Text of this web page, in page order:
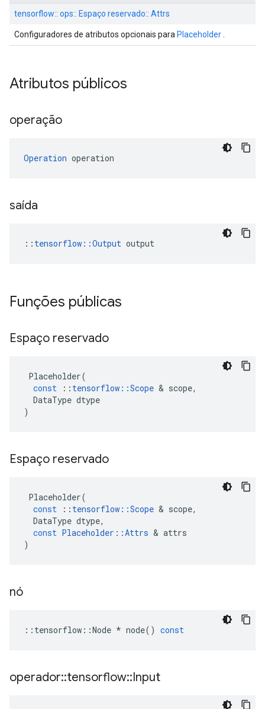
tensorflow:: ops:: Espaço reservado:: Attrs
Configuradores de atributos opcionais para Placeholder
Atributos públicos
operação
Operation operation
saída
:: tensorflow::Output output
Funções públicas
Espaço reservado
Placeholder(
const
:: tensorflow ::Scope & scope,
DataType dtype
)
Espaço reservado
Placeholder(
const
:: tensorflow ::Scope & scope,
DataType dtype,
const Placeholder ::Attrs & attrs
)
nó
:: tensorflow ::Node * node() const
operador::tensorflow::Input